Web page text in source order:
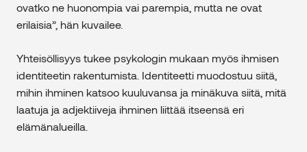
ovatko ne huonompia vai parempia, mutta ne ovat
erilaisia”, hän kuvailee.
Yhteisöllisyys tukee psykologin mukaan myös ihmisen
identiteetin rakentumista. Identiteetti muodostuu siitä,
mihin ihminen katsoo kuuluvansa ja minäkuva siitä, mitä
laatuja ja adjektiiveja ihminen liittää itseensä eri
elämänalueilla.